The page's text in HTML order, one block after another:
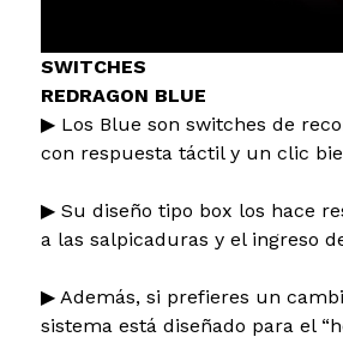
SWITCHES
REDRAGON BLUE
▶ Los Blue son switches de
con respuesta táctil y un clic
▶ Su diseño tipo box los hace
a las salpicaduras y el ingreso
▶ Además, si prefieres un
sistema está diseñado para el